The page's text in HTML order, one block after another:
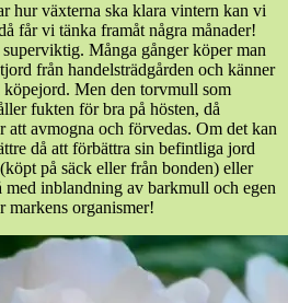
hur växterna ska klara vintern kan vi
får vi tänka framåt några månader!
Många gånger köper man
från handelsträdgården och känner
Men den torvmull som
fukten för bra på hösten, då
att avmogna och förvedas. Om det kan
då att förbättra sin befintliga jord
på säck eller från bonden) eller
med inblandning av barkmull och egen
markens organismer!